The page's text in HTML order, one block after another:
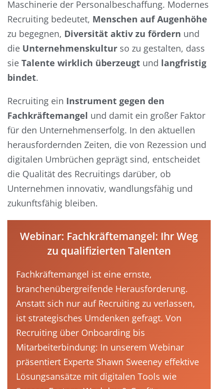
Maschinerie der Personalbeschaffung. Modernes
Recruiting bedeutet, Menschen auf Augenhöhe
zu begegnen, Diversität aktiv zu fördern und
die Unternehmenskultur so zu gestalten, dass
sie Talente wirklich überzeugt und langfristig
bindet.
Recruiting ein Instrument gegen den
Fachkräftemangel und damit ein großer Faktor
für den Unternehmenserfolg. In den aktuellen
herausfordernden Zeiten, die von Rezession und
digitalen Umbrüchen geprägt sind, entscheidet
die Qualität des Recruitings darüber, ob
Unternehmen innovativ, wandlungsfähig und
zukunftsfähig bleiben.
Webinar: Fachkräftemangel: Ihr Weg
zu qualifizierten Talenten
Fachkräftemangel ist eine ernste,
branchenübergreifende Herausforderung.
Anstatt sich nur auf Recruiting zu verlassen,
ist strategisches Umdenken gefragt. Von
Recruiting über Onboarding bis
Mitarbeiterbindung: In unserem Webinar
präsentiert Experte Shawn Sweeney effektive
Lösungsansätze mit digitalen Tools wie